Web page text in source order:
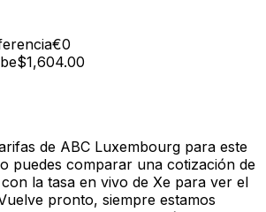
€0
$1,604.00
de ABC Luxembourg para este
puedes comparar una cotización de
la tasa en vivo de Xe para ver el
pronto, siempre estamos